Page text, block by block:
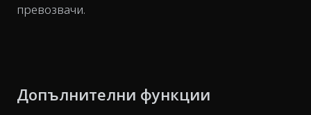
превозвачи.
Допълнителни функции